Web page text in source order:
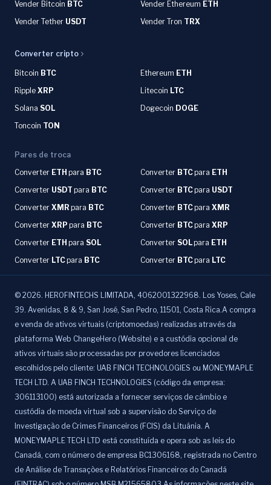
Vender Bitcoin BTC Vender Ethereum ETH
Vender Tether USDT Vender Tron TRX
Converter cripto
Bitcoin BTC Ethereum ETH
Ripple XRP Litecoin LTC
Solana SOL Dogecoin DOGE
Toncoin TON
Pares de troca
Converter ETH para BTC Converter BTCpara ETH
Converter USDT para BTC Converter BTCpara USDT
Converter XMR para BTC Converter BTCpara XMR
Converter XRP para BTC Converter BTCpara XRP
Converter ETH para SOL Converter SOLpara ETH
Converter LTCpara BTC Converter BTCpara LTC
© 2026. HEROFINTECHS LIMITADA, 4062001322968. Los Yoses, Cale
39. Avenidas, 8 & 9, San José, San Pedro, 11501, Costa Rica.A compra
e venda de ativos virtuais (criptomoedas) realizadas através da
plataforma Web ChangeHero (Website) e a custódia opcional de
ativos virtuais são processadas por provedores licenciados
escolhidos pelo cliente: UAB FINCH TECHNOLOGIES ou MONEYMAPLE
TECH LTD. A UAB FINCH TECHNOLOGIES (código da empresa:
306113100) está autorizada a fornecer serviços de câmbio e
custódia de moeda virtual sob a supervisão do Serviço de
Investigação de Crimes Financeiros (FCIS) da Lituânia. A
MONEYMAPLE TECH LTD está constituída e opera sob as leis do
Canadá, com o número de empresa BC1306168, registrada no Centro
de Análise de Transações e Relatórios Financeiros do Canadá